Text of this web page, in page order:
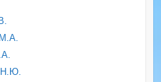
Н.Ю.